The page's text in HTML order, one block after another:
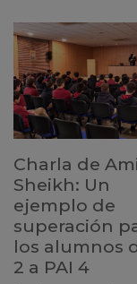
Charla de
Sheikh: Un
ejemplo de
superación
los alumnos
2 a PAI 4